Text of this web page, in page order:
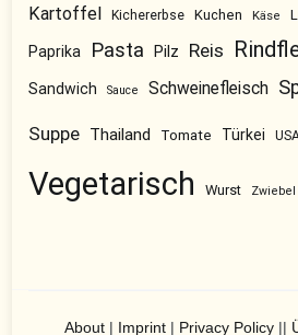
Kartoffel Kichererbse Kuchen Käse
Paprika Pasta Pilz Reis
Sandwich Sauce Schweinefleisch
Suppe Thailand Tomate Türkei
Vegetarisch Wurst Zwiebel
About | Imprint | Privacy Policy ||